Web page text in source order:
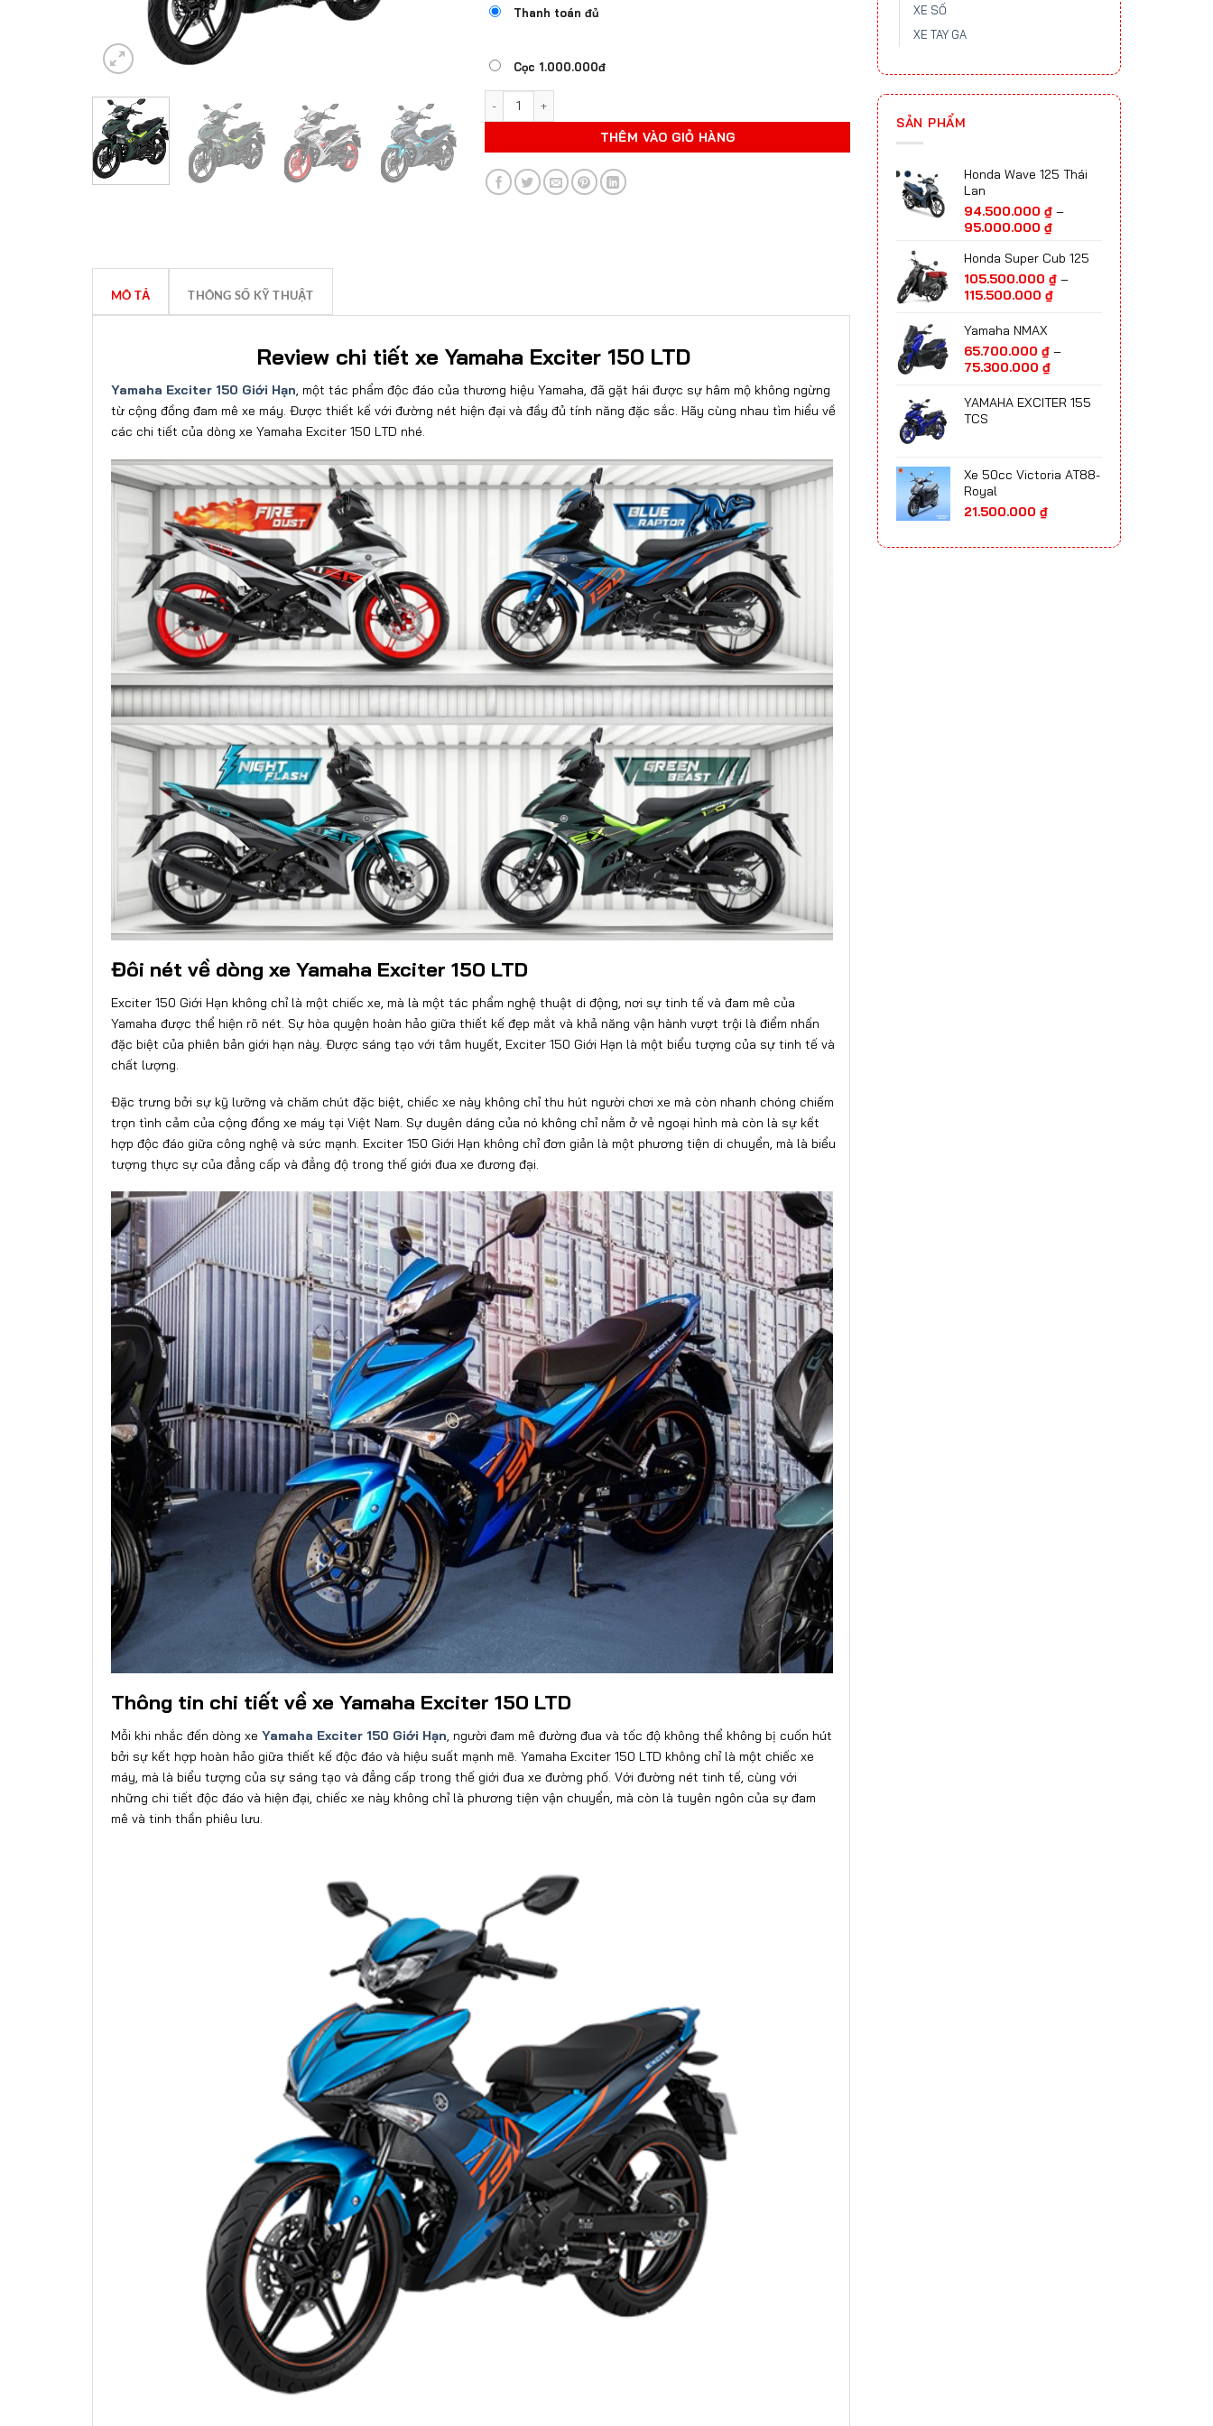
XE SỐ
XE TAY GA
SẢN PHẨM
Honda Wave 125 Thái
Lan
94.500.000 ₫ –
95.000.000 ₫Khoảng
từ
94.500.000 ₫
đến
95.000.000 ₫
Honda Super Cub 125
105.500.000 ₫ –
115.500.000 ₫Khoảng
105.500.000 ₫
115.500.000 ₫
Yamaha NMAX
65.700.000 ₫ –
75.300.000 ₫Khoảng
từ
65.700.000 ₫
75.300.000 ₫
YAMAHA EXCITER 155
TCS
Xe 50cc Victoria AT88-
Royal
21.500.000 ₫
Thanh toán đủ
Cọc 1.000.000đ
YAMAHA EXCITER 150 LTD số lượng
THÊM VÀO GIỎ HÀNG
MÔ TẢ THÔNG SỐ KỸ THUẬT
Review chi tiết xe Yamaha Exciter 150 LTD
Yamaha Exciter 150 Giới Hạn, một tác phẩm độc đáo của thương hiệu Yamaha, đã gặt hái được sự hâm mộ không ngừng
từ cộng đồng đam mê xe máy. Được thiết kế với đường nét hiện đại và đầy đủ tính năng đặc sắc. Hãy cùng nhau tìm hiểu về
các chi tiết của dòng xe Yamaha Exciter 150 LTD nhé.
Đôi nét về dòng xe Yamaha Exciter 150 LTD
Exciter 150 Giới Hạn không chỉ là một chiếc xe, mà là một tác phẩm nghệ thuật di động, nơi sự tinh tế và đam mê của
Yamaha được thể hiện rõ nét. Sự hòa quyện hoàn hảo giữa thiết kế đẹp mắt và khả năng vận hành vượt trội là điểm nhấn
đặc biệt của phiên bản giới hạn này. Được sáng tạo với tâm huyết, Exciter 150 Giới Hạn là một biểu tượng của sự tinh tế và
chất lượng.
Đặc trưng bởi sự kỹ lưỡng và chăm chút đặc biệt, chiếc xe này không chỉ thu hút người chơi xe mà còn nhanh chóng chiếm
trọn tình cảm của cộng đồng xe máy tại Việt Nam. Sự duyên dáng của nó không chỉ nằm ở vẻ ngoại hình mà còn là sự kết
hợp độc đáo giữa công nghệ và sức mạnh. Exciter 150 Giới Hạn không chỉ đơn giản là một phương tiện di chuyển, mà là biểu
tượng thực sự của đẳng cấp và đẳng độ trong thế giới đua xe đương đại.
Thông tin chi tiết về xe Yamaha Exciter 150 LTD
Mỗi khi nhắc đến dòng xe Yamaha Exciter 150 Giới Hạn, người đam mê đường đua và tốc độ không thể không bị cuốn hút
bởi sự kết hợp hoàn hảo giữa thiết kế độc đáo và hiệu suất mạnh mẽ. Yamaha Exciter 150 LTD không chỉ là một chiếc xe
máy, mà là biểu tượng của sự sáng tạo và đẳng cấp trong thế giới đua xe đường phố. Với đường nét tinh tế, cùng với
những chi tiết độc đáo và hiện đại, chiếc xe này không chỉ là phương tiện vận chuyển, mà còn là tuyên ngôn của sự đam
mê và tinh thần phiêu lưu.